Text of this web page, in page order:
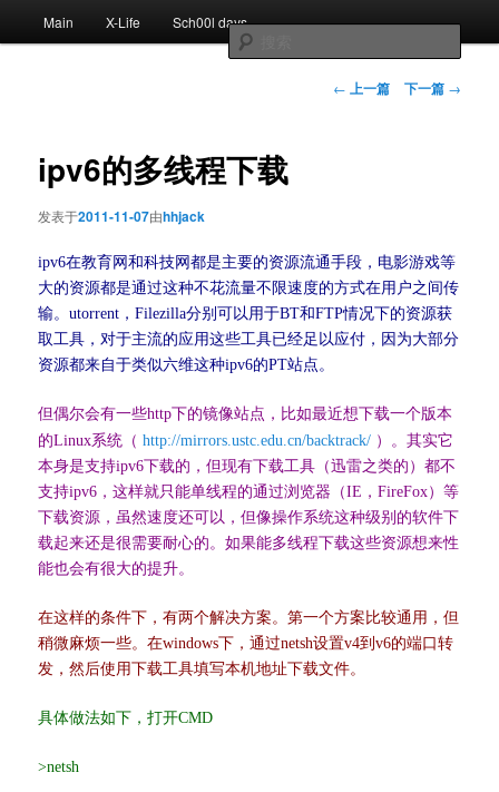
索
Main X-Life Sch00l days
文
← 上一篇 下一篇 →
ipv6的多线程下载
发表于2011-11-07由hhjack
ipv6在教育网和科技网都是主要的资源流通手段，电影游戏等
大的资源都是通过这种不花流量不限速度的方式在用户之间传
输。utorrent，Filezilla分别可以用于BT和FTP情况下的资源获
取工具，对于主流的应用这些工具已经足以应付，因为大部分
资源都来自于类似六维这种ipv6的PT站点。
但偶尔会有一些http下的镜像站点，比如最近想下载一个版本
的Linux系统（ http://mirrors.ustc.edu.cn/backtrack/ ）。其实它
本身是支持ipv6下载的，但现有下载工具（迅雷之类的）都不
支持ipv6，这样就只能单线程的通过浏览器（IE，FireFox）等
下载资源，虽然速度还可以，但像操作系统这种级别的软件下
载起来还是很需要耐心的。如果能多线程下载这些资源想来性
能也会有很大的提升。
在这样的条件下，有两个解决方案。第一个方案比较通用，但
稍微麻烦一些。在windows下，通过netsh设置v4到v6的端口转
发，然后使用下载工具填写本机地址下载文件。
具体做法如下，打开CMD
>netsh